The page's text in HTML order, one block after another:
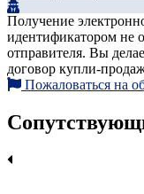
Получение
идентификатором не
отправителя. Вы
договор купли-
Пожаловаться на